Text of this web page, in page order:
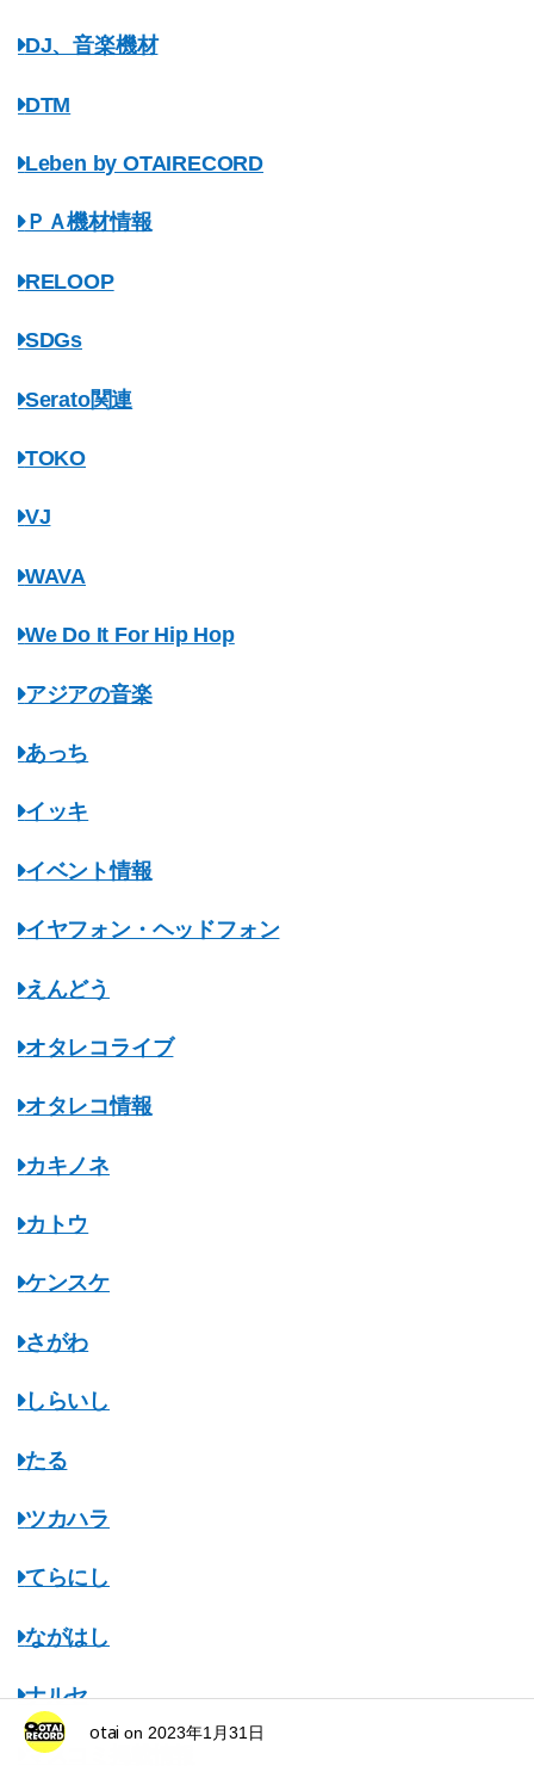
DJ、音楽機材
DTM
Leben by OTAIRECORD
ＰＡ機材情報
RELOOP
SDGs
Serato関連
TOKO
VJ
WAVA
We Do It For Hip Hop
アジアの音楽
あっち
イッキ
イベント情報
イヤフォン・ヘッドフォン
えんどう
オタレコライブ
オタレコ情報
カキノネ
カトウ
ケンスケ
さがわ
しらいし
たる
ツカハラ
てらにし
ながはし
ナルセ
マスコミ掲載情報
otai on 2023年1月31日